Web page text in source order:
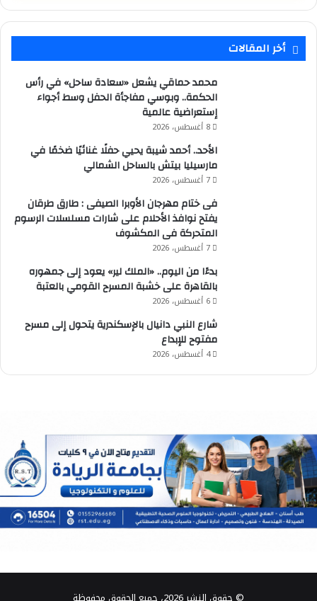
أخر المقالات
محمد حماقي يشعل «سعادة ساحل» في رأس
الحكمة.. وبوسي مفاجأة الحفل وسط أجواء
إستعراضية عالمية
8 أغسطس، 2026
الأحد.. أحمد شيبة يحيي حفلًا غنائيًا ضخمًا في
مارسيليا بيتش بالساحل الشمالي
7 أغسطس، 2026
فى ختام مهرجان الأوبرا الصيفى : طارق طرقان
يفتح نوافذ الأحلام على شارات مسلسلات الرسوم
المتحركة فى المكشوف
7 أغسطس، 2026
بدءًا من اليوم.. «الملك لير» يعود إلى جمهوره
بالقاهرة على خشبة المسرح القومي بالعتبة
6 أغسطس، 2026
شارع النبي دانيال بالإسكندرية يتحول إلى مسرح
مفتوح للإبداع
4 أغسطس، 2026